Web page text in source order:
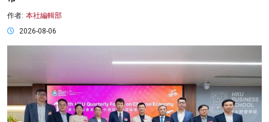
作者: 本社編輯部
2026-08-06